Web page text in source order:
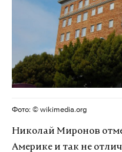
Фото: © wikimedia.org
Николай Миронов
Америке и так не